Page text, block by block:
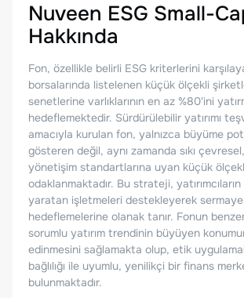
Nuveen ESG Small-
Hakkında
Fon, özellikle belirli ESG kriterlerini
borsalarında listelenen küçük ölçekli
senetlerine varlıklarının en az %80'ini
hedeflemektedir. Sürdürülebilir yatırımı
amacıyla kurulan fon, yalnızca büyüme
gösteren değil, aynı zamanda sıkı
yönetişim standartlarına uyan küçük
odaklanmaktadır. Bu strateji,
yaratan işletmeleri destekleyerek sermaye
hedeflemelerine olanak tanır. Fonun
sorumlu yatırım trendinin büyüyen
edinmesini sağlamakta olup, etik
bağlılığı ile uyumlu, yenilikçi bir finans
bulunmaktadır.